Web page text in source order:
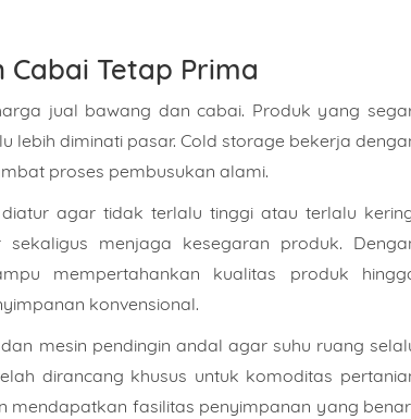
Tetap Prima
jual bawang dan cabai. Produk yang
lebih diminati pasar. Cold storage bekerja
proses pembusukan alami.
agar tidak terlalu tinggi atau terlalu
menjaga kesegaran produk.
mempertahankan kualitas produk
konvensional.
mesin pendingin andal agar suhu ruang
dirancang khusus untuk komoditas
mendapatkan fasilitas penyimpanan yang
Isi Sesuai Dengan Estimasi Kebutuhan Anda.
KIRIM